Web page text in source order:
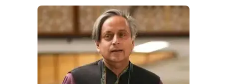
থারুর (Shashi Tharoor) যুক্তি দেন, শুধু ভারত নয়, আরও
বহু দেশ রাশিয়ার সঙ্গে ব্যবসা করছে। “চিন আমাদের থেকে
অনেক বেশি রুশ তেল ও গ্যাস কিনছে। তুরস্কও আমাদের থেকে
বেশি রুশ জ্বালানি নেয়। ইউরোপ তেল-গ্যাস না কিনলেও
রাশিয়ার নানা পণ্য আমদানি করছে, ফলে তারাও রাশিয়ার
ভান্ডারে আমাদের তুলনায় বেশি অর্থ ঢালছে।”